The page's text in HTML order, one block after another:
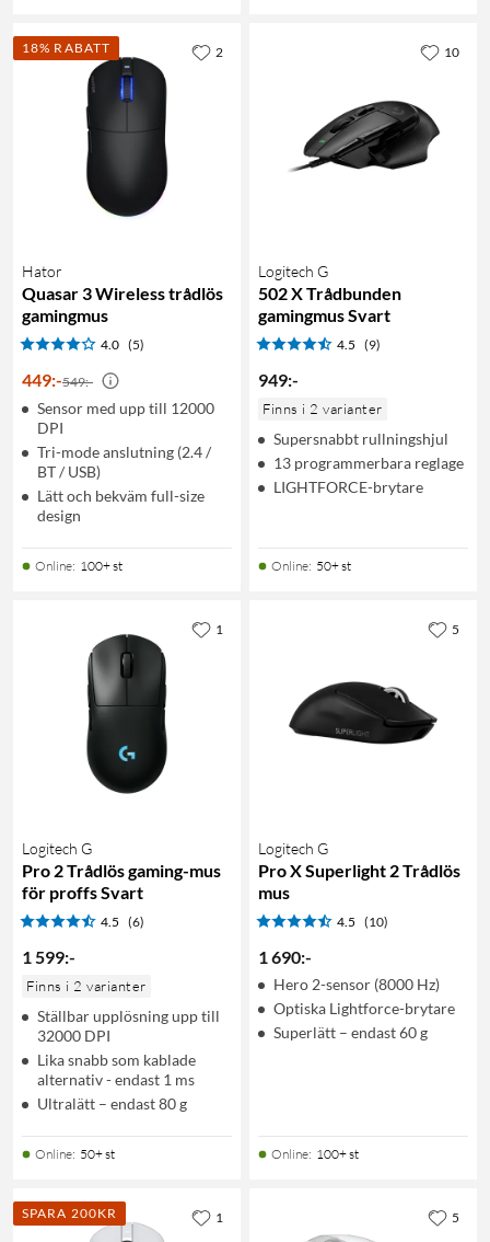
18% RABATT
Hator
Quasar 3 Wireless trådlös
gamingmus
4.0 (5)
449:-549:-
Sensor med upp till 12000
DPI
Tri-mode anslutning (2.4 /
BT / USB)
Lätt och bekväm full-size
design
Online: 100+ st
2
Logitech G
502 X Trådbunden
gamingmus Svart
4.5 (9)
949:-
Finns i 2 varianter
Supersnabbt rullningshjul
13 programmerbara reglage
LIGHTFORCE-brytare
Online: 50+ st
10
Logitech G
Pro 2 Trådlös gaming-mus
för proffs Svart
4.5 (6)
1 599:-
Finns i 2 varianter
Ställbar upplösning upp till
32000 DPI
Lika snabb som kablade
alternativ - endast 1 ms
Ultralätt – endast 80 g
Online: 50+ st
1
Logitech G
Pro X Superlight 2 Trådlös
mus
4.5 (10)
1 690:-
Hero 2-sensor (8000 Hz)
Optiska Lightforce-brytare
Superlätt – endast 60 g
Online: 100+ st
5
SPARA 200KR 1 5